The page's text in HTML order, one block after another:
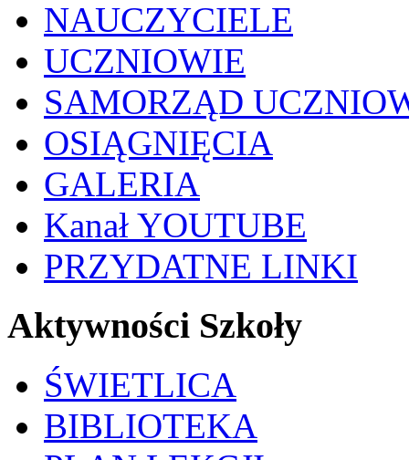
NAUCZYCIELE
UCZNIOWIE
SAMORZĄD
OSIĄGNIĘCIA
GALERIA
Kanał YOUTUBE
PRZYDATNE LINKI
Aktywności Szkoły
ŚWIETLICA
BIBLIOTEKA